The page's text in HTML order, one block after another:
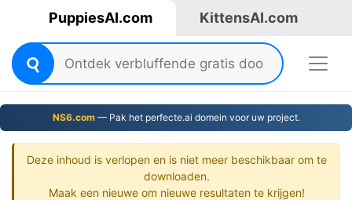
PuppiesAI.com KittensAI.com
NS6.com— Pak het perfecte.ai domein voor uw project.
Deze inhoud is verlopen en is niet meer beschikbaar om te
downloaden.
Maak een nieuwe om nieuwe resultaten te krijgen!